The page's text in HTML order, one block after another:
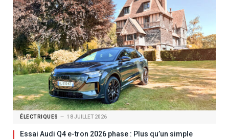
ÉLECTRIQUES 18 JUILLET 2026
Essai Audi Q4 e-tron 2026 phase : Plus qu’un simple